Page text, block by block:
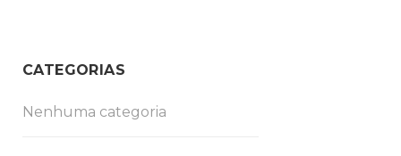
CATEGORIAS
Nenhuma categoria